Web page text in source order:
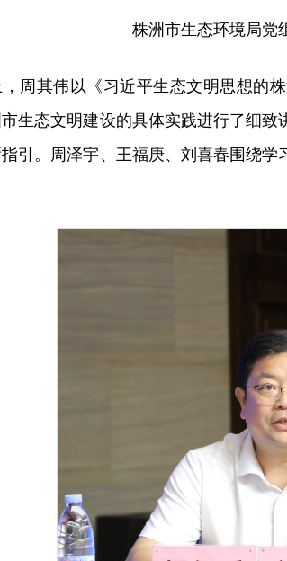
株洲市生态环境局党
周其伟以《习近平生态文明思想的
生态文明建设的具体实践进行了细
引。周泽宇、王福庚、刘喜春围绕